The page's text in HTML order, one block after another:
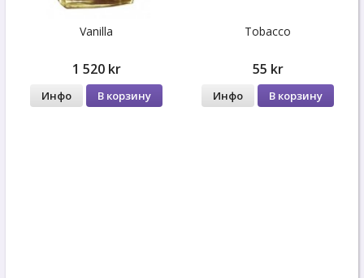
Vanilla
1 520 kr
Инфо В корзину
Tobacco
55 kr
Инфо В корзину